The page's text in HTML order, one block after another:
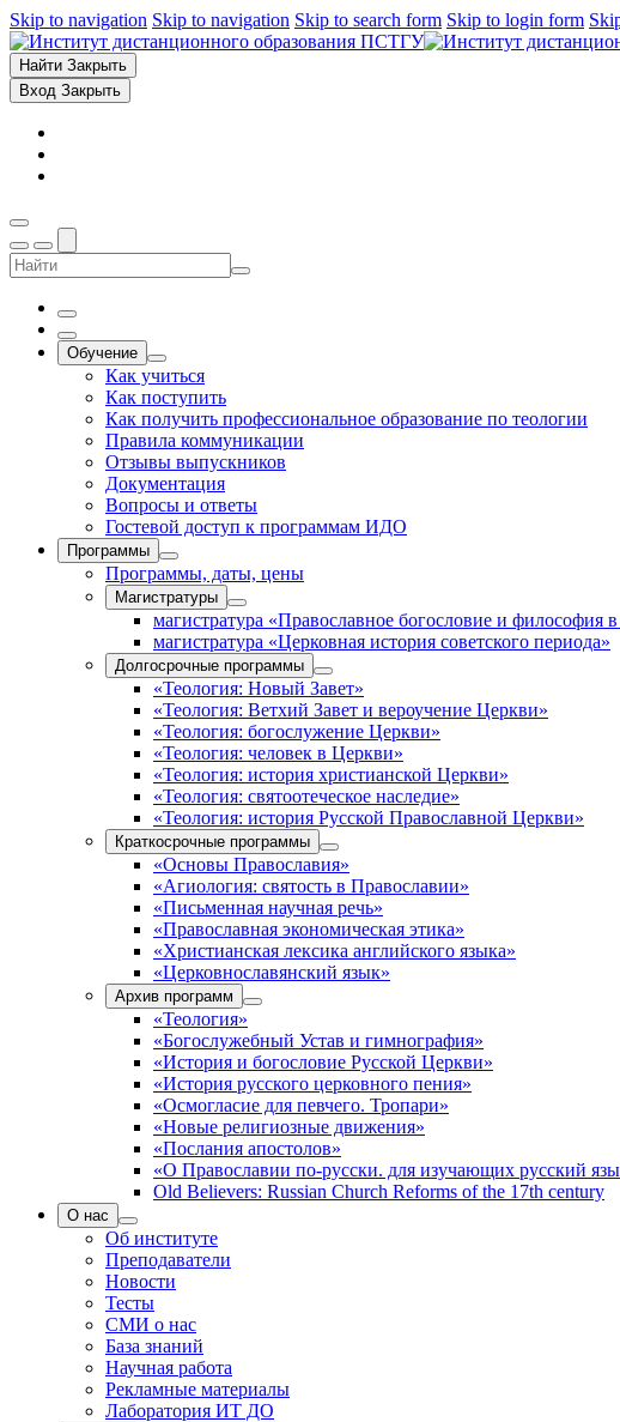
Skip to navigation Skip to navigation Skip to search form Skip to login form
Найти Закрыть
Вход Закрыть
Обучение
Как учиться
Как поступить
Как получить профессиональное образование по теологии
Правила коммуникации
Отзывы выпускников
Документация
Вопросы и ответы
Гостевой доступ к программам ИДО
Программы
Программы, даты, цены
Магистратуры
магистратура «Православное богословие и философия
магистратура «Церковная история советского периода»
Долгосрочные программы
«Теология: Новый Завет»
«Теология: Ветхий Завет и вероучение Церкви»
«Теология: богослужение Церкви»
«Теология: человек в Церкви»
«Теология: история христианской Церкви»
«Теология: святоотеческое наследие»
«Теология: история Русской Православной Церкви»
Краткосрочные программы
«Основы Православия»
«Агиология: святость в Православии»
«Письменная научная речь»
«Православная экономическая этика»
«Христианская лексика английского языка»
«Церковнославянский язык»
Архив программ
«Теология»
«Богослужебный Устав и гимнография»
«История и богословие Русской Церкви»
«История русского церковного пения»
«Осмогласие для певчего. Тропари»
«Новые религиозные движения»
«Послания апостолов»
«О Православии по-русски. для изучающих русский
Old Believers: Russian Church Reforms of the 17th century
О нас
Об институте
Преподаватели
Новости
Тесты
СМИ о нас
База знаний
Научная работа
Рекламные материалы
Лаборатория ИТ ДО